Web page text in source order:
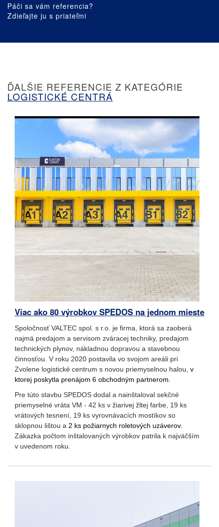
Páči sa vám referencia?
Zdieľajte ju s priateľmi
ĎALŠIE REFERENCIE Z KATEGÓRIE
LOGISTICKÉ CENTRÁ
Viac ako 80 výrobkov SPEDOS na jednom mieste
Spoločnosť VALTEC spol s r.o. je firma
ktorá sa zaoberá
najmä predajom a servisom zváracej techniky, predajom
technických plynov, nákladnou dopravou a stavebnou
činnosťou V roku 2020 postavila vo svojom areáli pri
Zvolene logistické centrum s novou priemyselnou halou v
ktorej poskytla prenájom 6 obchodným partnerom.
Pre túto stavbu SPEDOS dodal a nainštaloval sekčné
priemyselné vráta VM - 42 ks v žiarivej žltej farbe 19 ks
vrátových tesnení 19 ks vyrovnávacích mostíkov so
sklopnou lištou a 2 ks požiarnych roletových uzáverov.
Zákazka počtom inštalovaných výrobkov patrila k najväčším
v uvedenom roku